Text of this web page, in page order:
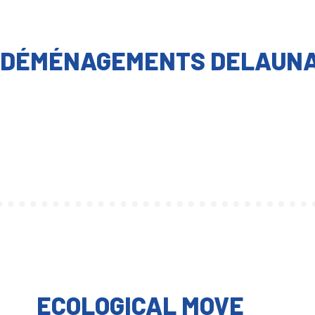
ECOLOGICAL MOVE